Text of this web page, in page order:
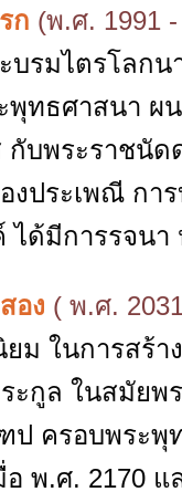
ก (พ.ศ. 1991
บรมไตรโลกน
ทธศาสนา ผ
กับพระราชนั
งประเพณี กา
ได้มีการรจน
อง ( พ.ศ.
ม ในการสร้
ะกูล ในสมัยพ
ป ครอบพระ
พ.ศ. 2170